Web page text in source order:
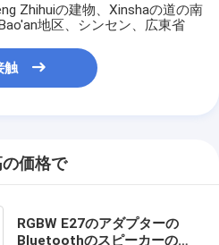
Zhihuiの建物、Xinshaの道の南
地区、シンセン、広東省
触
価格で
RGBW E27のアダプターの
Bluetoothのスピーカーの球